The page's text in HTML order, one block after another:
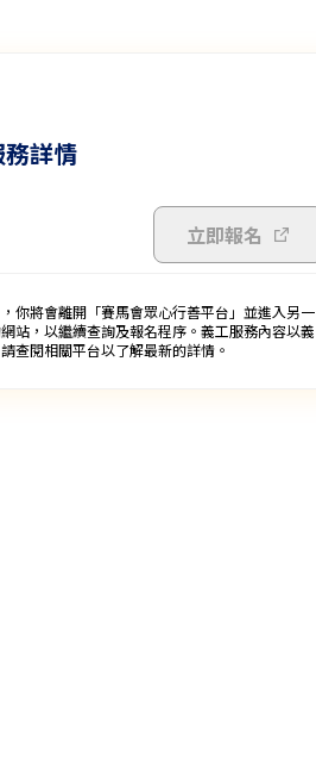
詳情
立即報名
你將會離開「賽馬會眾心行善平台」並進入另一
站，以繼續查詢及報名程序。義工服務內容以義
查閱相關平台以了解最新的詳情。